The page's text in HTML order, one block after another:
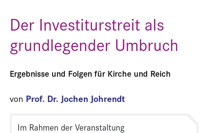
Der Investiturstreit als
grundlegender Umbruch
Ergebnisse und Folgen für Kirche und Reich
von Prof. Dr. Jochen Johrendt
Im Rahmen der Veranstaltung